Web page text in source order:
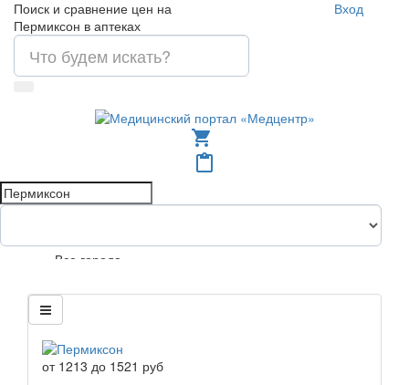
Поиск и сравнение цен на
Пермиксон в аптеках
Вход
shopping_cart
content_paste
Все города
от 1213 до 1521 руб